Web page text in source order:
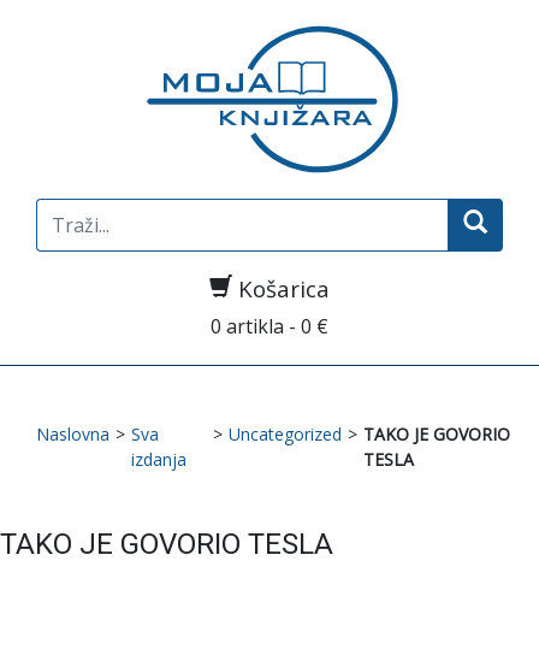
Search
for:
Košarica
0 artikla - 0 €
Naslovna > Sva
izdanja
> Uncategorized > TAKO JE GOVORIO
TESLA
TAKO JE GOVORIO TESLA